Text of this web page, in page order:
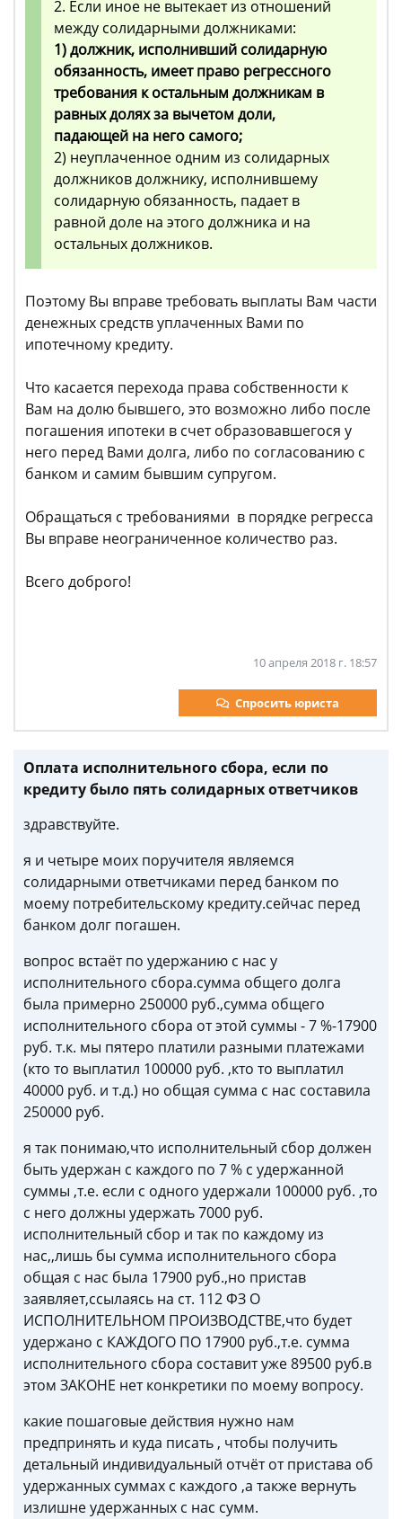
2. Если иное не вытекает из отношений
между солидарными должниками:
1) должник, исполнивший солидарную
обязанность, имеет право регрессного
требования к остальным должникам в
равных долях за вычетом доли,
падающей на него самого;
2) неуплаченное одним из солидарных
должников должнику, исполнившему
солидарную обязанность, падает в
равной доле на этого должника и на
остальных должников.
Поэтому Вы вправе требовать выплаты Вам части
денежных средств уплаченных Вами по
ипотечному кредиту.
Что касается перехода права собственности к
Вам на долю бывшего, это возможно либо после
погашения ипотеки в счет образовавшегося у
него перед Вами долга, либо по согласованию с
банком и самим бывшим супругом.
Обращаться с требованиями в порядке регресса
Вы вправе неограниченное количество раз.
Всего доброго!
10 апреля 2018 г. 18:57
Спросить юриста
Оплата исполнительного сбора, если по
кредиту было пять солидарных ответчиков
здравствуйте.
я и четыре моих поручителя являемся
солидарными ответчиками перед банком по
моему потребительскому кредиту.сейчас перед
банком долг погашен.
вопрос встаёт по удержанию с нас у
исполнительного сбора.сумма общего долга
была примерно 250000 руб.,сумма общего
исполнительного сбора от этой суммы - 7 %-17900
руб. т.к. мы пятеро платили разными платежами
(кто то выплатил 100000 руб. ,кто то выплатил
40000 руб. и т.д.) но общая сумма с нас составила
250000 руб.
я так понимаю,что исполнительный сбор должен
быть удержан с каждого по 7 % с удержанной
суммы ,т.е. если с одного удержали 100000 руб. ,то
с него должны удержать 7000 руб.
исполнительный сбор и так по каждому из
нас,,лишь бы сумма исполнительного сбора
общая с нас была 17900 руб.,но пристав
заявляет,ссылаясь на ст. 112 ФЗ О
ИСПОЛНИТЕЛЬНОМ ПРОИЗВОДСТВЕ,что будет
удержано с КАЖДОГО ПО 17900 руб.,т.е. сумма
исполнительного сбора составит уже 89500 руб.в
этом ЗАКОНЕ нет конкретики по моему вопросу.
какие пошаговые действия нужно нам
предпринять и куда писать , чтобы получить
детальный индивидуальный отчёт от пристава об
удержанных суммах с каждого ,а также вернуть
излишне удержанных с нас сумм.